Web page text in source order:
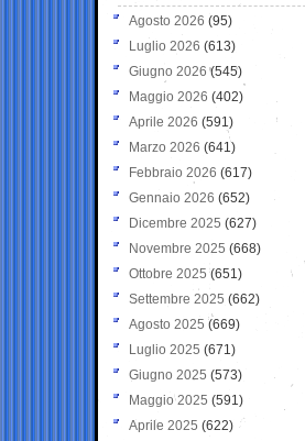
Agosto 2026 (95)
Luglio 2026 (613)
Giugno 2026 (545)
Maggio 2026 (402)
Aprile 2026 (591)
Marzo 2026 (641)
Febbraio 2026 (617)
Gennaio 2026 (652)
Dicembre 2025 (627)
Novembre 2025 (668)
Ottobre 2025 (651)
Settembre 2025 (662)
Agosto 2025 (669)
Luglio 2025 (671)
Giugno 2025 (573)
Maggio 2025 (591)
Aprile 2025 (622)